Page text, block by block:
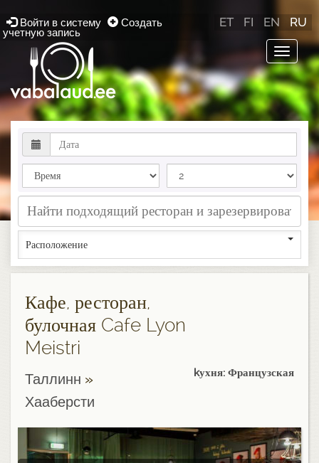
Toggle
Войти в систему
Создать
учетную запись
ET FI EN RU
Расположение
Кафе, ресторан,
булочная Cafe Lyon
Meistri
Таллинн »
Хааберсти
kухня: Французская